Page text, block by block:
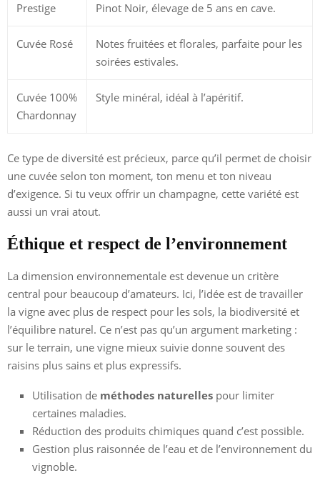
Prestige
Pinot Noir, élevage de 5 ans en cave.
Cuvée Rosé
Notes fruitées et florales, parfaite pour les
soirées estivales.
Cuvée 100%
Chardonnay
Style minéral, idéal à l’apéritif.
Ce type de diversité est précieux, parce qu’il permet de choisir
une cuvée selon ton moment, ton menu et ton niveau
d’exigence. Si tu veux offrir un champagne, cette variété est
aussi un vrai atout.
Éthique et respect de l’environnement
La dimension environnementale est devenue un critère
central pour beaucoup d’amateurs. Ici, l’idée est de travailler
la vigne avec plus de respect pour les sols, la biodiversité et
l’équilibre naturel. Ce n’est pas qu’un argument marketing :
sur le terrain, une vigne mieux suivie donne souvent des
raisins plus sains et plus expressifs.
Utilisation de méthodes naturelles pour limiter
certaines maladies.
Réduction des produits chimiques quand c’est possible.
Gestion plus raisonnée de l’eau et de l’environnement du
vignoble.